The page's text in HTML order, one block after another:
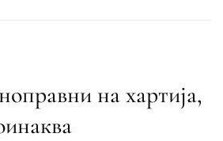
на хартија,